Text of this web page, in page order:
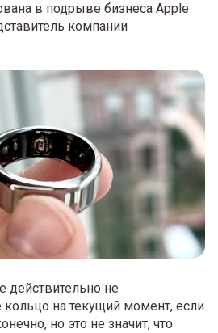
в подрыве бизнеса Apple
компании
действительно не
кольцо на текущий момент, если
но это не значит, что